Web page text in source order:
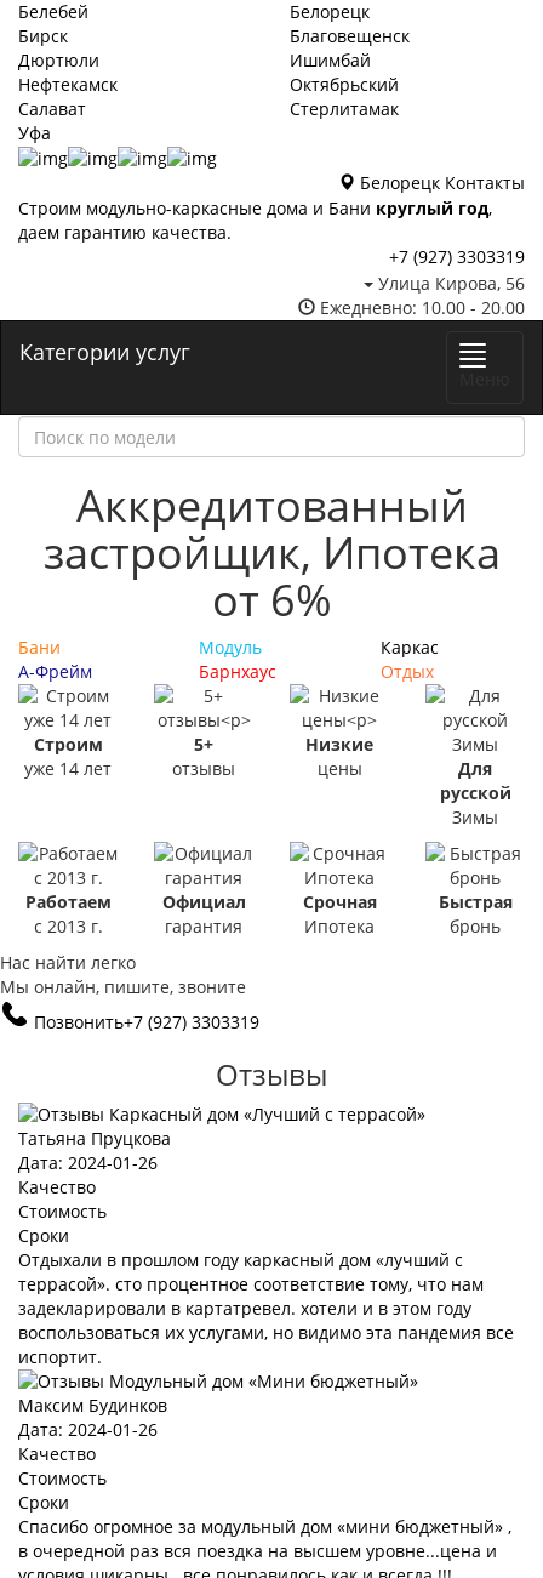
Белебей
Белорецк
Бирск
Благовещенск
Дюртюли
Ишимбай
Нефтекамск
Октябрьский
Салават
Стерлитамак
Уфа
Белорецк Контакты
Строим модульно-каркасные дома и Бани круглый год,
даем гарантию качества.
+7 (927) 3303319
Улица Кирова, 56
Ежедневно: 10.00 - 20.00
Категории услуг
Аккредитованный
застройщик, Ипотека
от 6%
Бани Модуль
Каркас
А-Фрейм
Барнхаус Отдых
Строим
уже 14 лет
5+
отзывы
Низкие
цены
Для
русской
Зимы
Работаем
с 2013 г.
Официал
гарантия
Срочная
Ипотека
Быстрая
бронь
Нас найти легко
Мы онлайн, пишите, звоните
Позвонить+7 (927) 3303319
Отзывы
Татьяна Пруцкова
Дата: 2024-01-26
Качество
Стоимость
Сроки
Отдыхали в прошлом году каркасный дом «лучший с
террасой». сто процентное соответствие тому, что нам
задекларировали в картатревел. хотели и в этом году
воспользоваться их услугами, но видимо эта пандемия все
испортит.
Максим Будинков
Дата: 2024-01-26
Качество
Стоимость
Сроки
Спасибо огромное за модульный дом «мини бюджетный» ,
в очередной раз вся поездка на высшем уровне...цена и